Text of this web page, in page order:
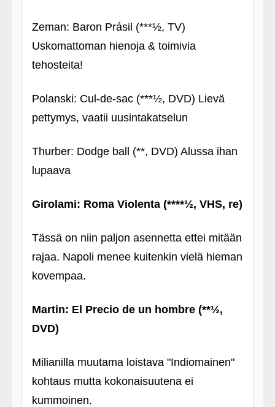
Zeman: Baron Prásil (***½, TV)
Uskomattoman hienoja & toimivia
tehosteita!
Polanski: Cul-de-sac (***½, DVD) Lievä
pettymys, vaatii uusintakatselun
Thurber: Dodge ball (**, DVD) Alussa ihan
lupaava
Girolami: Roma Violenta (****½, VHS, re)
Tässä on niin paljon asennetta ettei mitään
rajaa. Napoli menee kuitenkin vielä hieman
kovempaa.
Martin: El Precio de un hombre (**½,
DVD)
Milianilla muutama loistava "Indiomainen"
kohtaus mutta kokonaisuutena ei
kummoinen.